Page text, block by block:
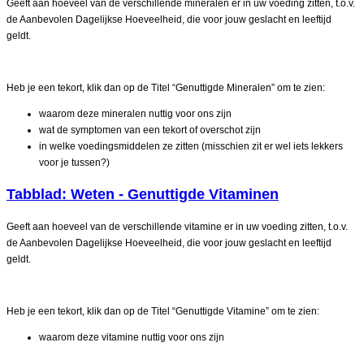
Geeft aan hoeveel van de verschillende mineralen er in uw voeding zitten, t.o.v.
de Aanbevolen Dagelijkse Hoeveelheid, die voor jouw geslacht en leeftijd
geldt.
Heb je een tekort, klik dan op de Titel “Genuttigde Mineralen” om te zien:
waarom deze mineralen nuttig voor ons zijn
wat de symptomen van een tekort of overschot zijn
in welke voedingsmiddelen ze zitten (misschien zit er wel iets lekkers
voor je tussen?)
Tabblad: Weten - Genuttigde Vitaminen
Geeft aan hoeveel van de verschillende vitamine er in uw voeding zitten, t.o.v.
de Aanbevolen Dagelijkse Hoeveelheid, die voor jouw geslacht en leeftijd
geldt.
Heb je een tekort, klik dan op de Titel “Genuttigde Vitamine” om te zien:
waarom deze vitamine nuttig voor ons zijn